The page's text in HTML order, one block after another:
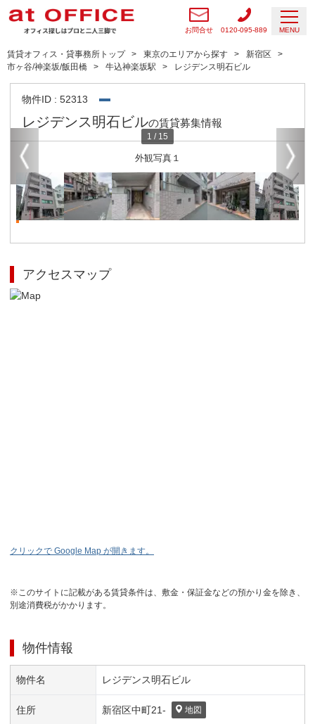
お問合せ 0120-095-889 MENU
賃貸オフィス・貸事務所トップ 東京のエリアから探す
新宿区
市ヶ谷/神楽坂/飯田橋
牛込神楽坂駅 レジデンス明石ビル
物件ID : 52313
レジデンス明石ビルの賃貸募集情報
外観写真１
1 / 15
アクセスマップ
クリックで Google Map が開きます。
※このサイトに記載がある賃貸条件は、敷金・保証金などの預かり金を除き、
別途消費税がかかります。
物件情報
物件名 レジデンス明石ビル
住所 新宿区中町21- 地図